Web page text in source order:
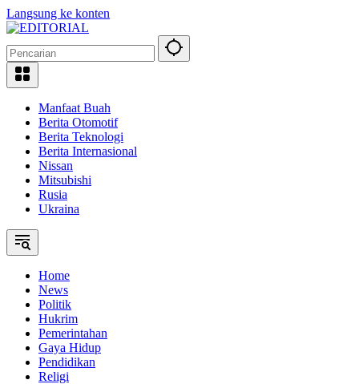
Langsung ke konten
Manfaat Buah
Berita Otomotif
Berita Teknologi
Berita Internasional
Nissan
Mitsubishi
Rusia
Ukraina
Home
News
Politik
Hukrim
Pemerintahan
Gaya Hidup
Pendidikan
Religi